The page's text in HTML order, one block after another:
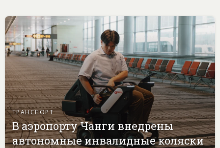
ТРАНСПОРТ
В аэропорту Чанги внедрены
автономные инвалидные коляски